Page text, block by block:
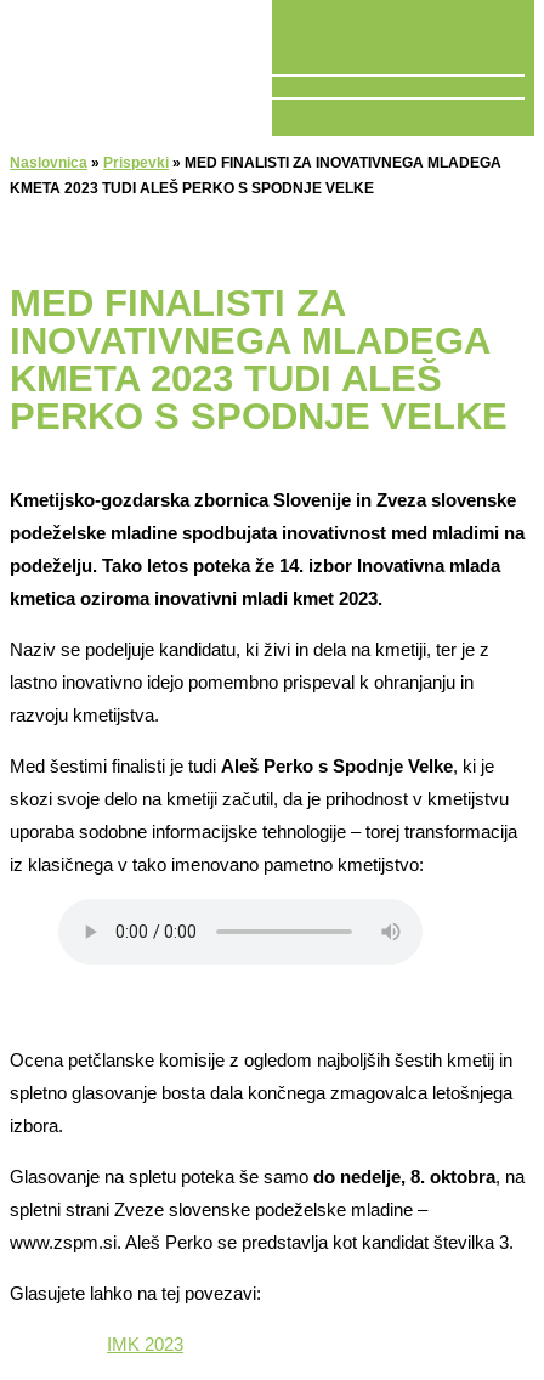
Naslovnica » Prispevki » MED FINALISTI ZA INOVATIVNEGA MLADEGA
KMETA 2023 TUDI ALEŠ PERKO S SPODNJE VELKE
MED FINALISTI ZA
INOVATIVNEGA MLADEGA
KMETA 2023 TUDI ALEŠ
PERKO S SPODNJE VELKE
Kmetijsko-gozdarska zbornica Slovenije in Zveza slovenske
podeželske mladine spodbujata inovativnost med mladimi na
podeželju. Tako letos poteka že 14. izbor Inovativna mlada
kmetica oziroma inovativni mladi kmet 2023.
Naziv se podeljuje kandidatu, ki živi in dela na kmetiji, ter je z
lastno inovativno idejo pomembno prispeval k ohranjanju in
razvoju kmetijstva.
Med šestimi finalisti je tudi Aleš Perko s Spodnje Velke, ki je
skozi svoje delo na kmetiji začutil, da je prihodnost v kmetijstvu
uporaba sodobne informacijske tehnologije – torej transformacija
iz klasičnega v tako imenovano pametno kmetijstvo:
Ocena petčlanske komisije z ogledom najboljših šestih kmetij in
spletno glasovanje bosta dala končnega zmagovalca letošnjega
izbora.
Glasovanje na spletu poteka še samo do nedelje, 8. oktobra, na
spletni strani Zveze slovenske podeželske mladine –
www.zspm.si. Aleš Perko se predstavlja kot kandidat številka 3.
Glasujete lahko na tej povezavi:
IMK 2023